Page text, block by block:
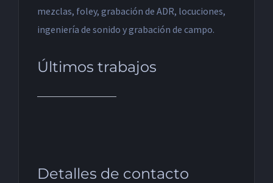
mezclas, foley, grabación de ADR, locuciones,
ingeniería de sonido y grabación de campo.
Últimos trabajos
Detalles de contacto